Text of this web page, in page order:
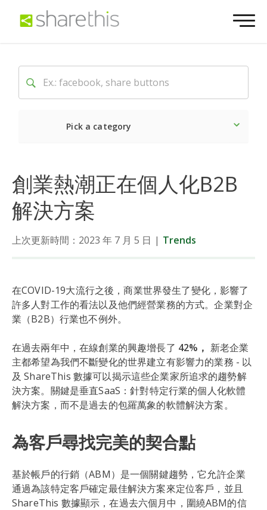
Pick a category
創業熱潮正在個人化B2B
解決方案
上次更新時間：2023 年 7 月 5 日 | Trends
在COVID-19大流行之後，商業世界發生了變化，影響了
許多人對工作的看法以及他們經營業務的方式。企業對企
業（B2B）行業也不例外。
在過去兩年中，在線創業的興趣增長了 42%， 新老企業
主都希望為我們不斷變化的世界建立有影響力的業務 - 以
及 ShareThis 數據可以揭示這些企業家所追求的趨勢解
決方案。關鍵是垂直SaaS：針對特定行業的個人化軟體
解決方案，而不是過去的包羅萬象的軟體解決方案。
為客戶尋找完美的契合點
基於帳戶的行銷（ABM）是一個關鍵趨勢，它允許企業
通過為該特定客戶確定最佳解決方案來定位客戶，並且
ShareThis 數據顯示，在過去六個月中，圍繞ABM的信